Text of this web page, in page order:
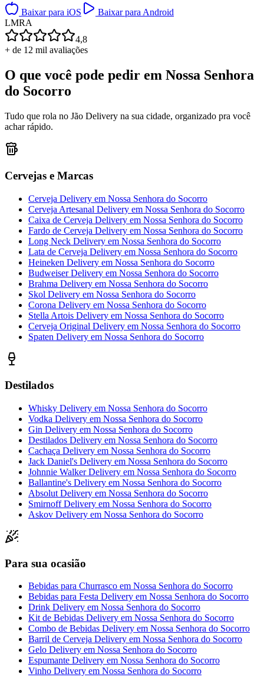
Baixar para iOS
Baixar para Android
LMRA
4,8
+ de 12 mil avaliações
O que você pode pedir em Nossa Senhora
do Socorro
Tudo que rola no Jão Delivery na sua cidade, organizado pra você
achar rápido.
Cervejas e Marcas
Cerveja Delivery em Nossa Senhora do Socorro
Cerveja Artesanal Delivery em Nossa Senhora do Socorro
Caixa de Cerveja Delivery em Nossa Senhora do Socorro
Fardo de Cerveja Delivery em Nossa Senhora do Socorro
Long Neck Delivery em Nossa Senhora do Socorro
Lata de Cerveja Delivery em Nossa Senhora do Socorro
Heineken Delivery em Nossa Senhora do Socorro
Budweiser Delivery em Nossa Senhora do Socorro
Brahma Delivery em Nossa Senhora do Socorro
Skol Delivery em Nossa Senhora do Socorro
Corona Delivery em Nossa Senhora do Socorro
Stella Artois Delivery em Nossa Senhora do Socorro
Cerveja Original Delivery em Nossa Senhora do Socorro
Spaten Delivery em Nossa Senhora do Socorro
Destilados
Whisky Delivery em Nossa Senhora do Socorro
Vodka Delivery em Nossa Senhora do Socorro
Gin Delivery em Nossa Senhora do Socorro
Destilados Delivery em Nossa Senhora do Socorro
Cachaça Delivery em Nossa Senhora do Socorro
Jack Daniel's Delivery em Nossa Senhora do Socorro
Johnnie Walker Delivery em Nossa Senhora do Socorro
Ballantine's Delivery em Nossa Senhora do Socorro
Absolut Delivery em Nossa Senhora do Socorro
Smirnoff Delivery em Nossa Senhora do Socorro
Askov Delivery em Nossa Senhora do Socorro
Para sua ocasião
Bebidas para Churrasco em Nossa Senhora do Socorro
Bebidas para Festa Delivery em Nossa Senhora do Socorro
Drink Delivery em Nossa Senhora do Socorro
Kit de Bebidas Delivery em Nossa Senhora do Socorro
Combo de Bebidas Delivery em Nossa Senhora do Socorro
Barril de Cerveja Delivery em Nossa Senhora do Socorro
Gelo Delivery em Nossa Senhora do Socorro
Espumante Delivery em Nossa Senhora do Socorro
Vinho Delivery em Nossa Senhora do Socorro